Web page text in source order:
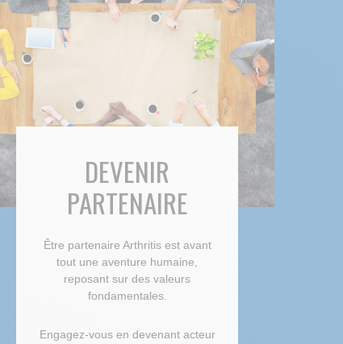
DEVENIR
PARTENAIRE
Être partenaire Arthritis est avant
tout une aventure humaine,
reposant sur des valeurs
fondamentales.
Engagez-vous en devenant acteur